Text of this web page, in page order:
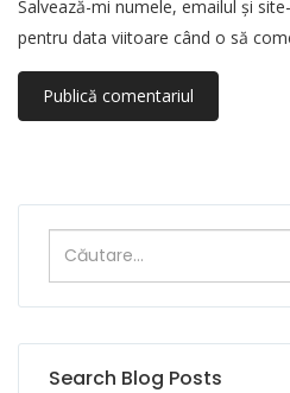
Salvează-mi numele, emailul și
pentru data viitoare când o să
Search Blog Posts